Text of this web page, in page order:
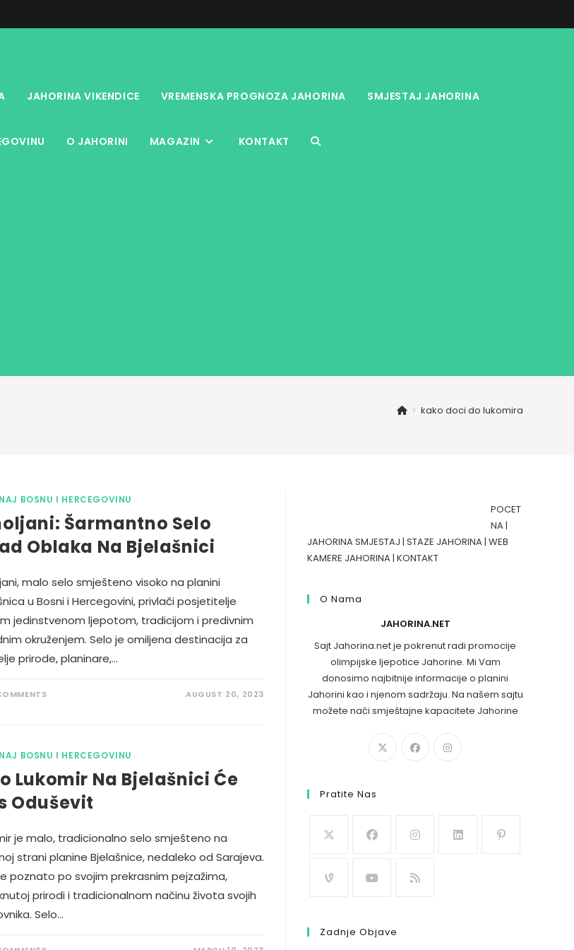
JAHORINA VIKENDICE VREMENSKA PROGNOZA JAHORINA SMJESTAJ JAHORINA
O JAHORINI MAGAZIN KONTAKT TOGGLE
> kako doci do lukomira
BOSNU I HERCEGOVINU
Šarmantno Selo
Oblaka Na Bjelašnici
malo selo smješteno visoko na planini
u Bosni i Hercegovini, privlači posjetitelje
jedinstvenom ljepotom, tradicijom i predivnim
okruženjem. Selo je omiljena destinacija za
prirode, planinare,…
AUGUST 20, 2023
BOSNU I HERCEGOVINU
Lukomir Na Bjelašnici Će
Oduševit
je malo, tradicionalno selo smješteno na
strani planine Bjelašnice, nedaleko od Sarajeva.
poznato po svojim prekrasnim pejzažima,
prirodi i tradicionalnom načinu života svojih
Selo…
POCET
NA|
JAHORINA SMJESTAJ | STAZE JAHORINA| WEB
KAMERE JAHORINA| KONTAKT
O Nama
JAHORINA.NET
Sajt Jahorina.net je pokrenut radi promocije
olimpijske ljepotice Jahorine. Mi Vam
donosimo najbitnije informacije o planini
Jahorini kao i njenom sadržaju. Na našem sajtu
možete naći smještajne kapacitete Jahorine
Pratite Nas
Zadnje Objave